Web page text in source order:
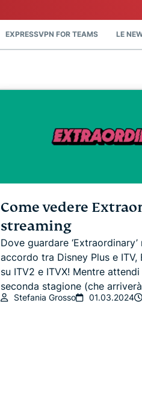
EXPRESSVPN FOR TEAMS LE
Come vedere
streaming
Dove guardare
accordo tra Disney Plus e
su ITV2 e ITVX! Mentre
seconda stagione (che
Stefania Grosso 01.03.2024